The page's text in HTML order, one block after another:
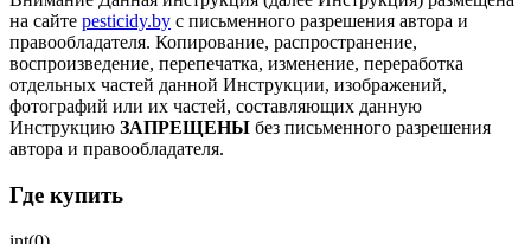
на сайте pesticidy.by с письменного разрешения автора и
правообладателя. Копирование, распространение,
воспроизведение, перепечатка, изменение, переработка
отдельных частей данной Инструкции, изображений,
фотографий или их частей, составляющих данную
Инструкцию ЗАПРЕЩЕНЫ без письменного разрешения
автора и правообладателя.
Где купить